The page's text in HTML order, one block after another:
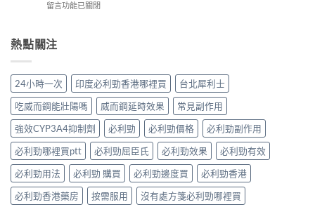
的
正
用
法〉
中
＋
用
效
全
指
南，
香
港
男
性
必
讀〉
中
長
較：
適
合
「長
期
管
理」？〉
中
晨
自
獨
同
老
婆
唔
硬
——
呢
類
ED
在
士、
必
勁
「治
標」
定
「治
本」？
長
食
有
咩
留言功能已關閉
熱點關注
24小時一次 印度必利勁香港哪裡買
台北犀利士
吃威而鋼能壯陽嗎
威而鋼延時效果
常見副作用
強效CYP3A4抑制劑
必利勁 必利勁價格
必利勁副作用
必利勁哪裡買ptt
必利勁屈臣氏 必利勁效果
必利勁有效
必利勁用法
必利勁 購買 必利勁邊度買
必利勁香港
必利勁香港藥房
按需服用
沒有處方箋必利勁哪裡買